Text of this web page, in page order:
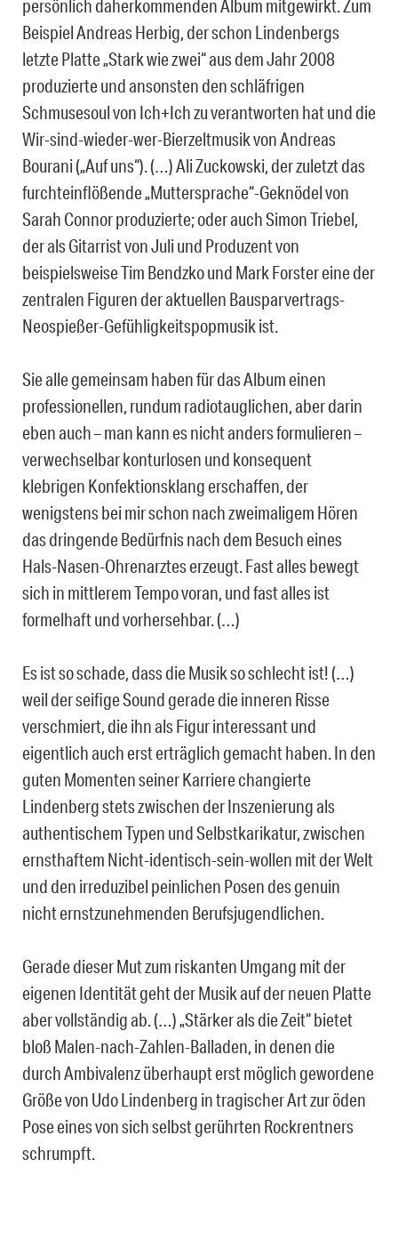
persönlich daherkommenden Album mitgewirkt. Zum
Beispiel Andreas Herbig, der schon Lindenbergs
letzte Platte „Stark wie zwei“ aus dem Jahr 2008
produzierte und ansonsten den schläfrigen
Schmusesoul von Ich+Ich zu verantworten hat und die
Wir-sind-wieder-wer-Bierzeltmusik von Andreas
Bourani („Auf uns“). (…) Ali Zuckowski, der zuletzt das
furchteinflößende „Muttersprache“-Geknödel von
Sarah Connor produzierte; oder auch Simon Triebel,
der als Gitarrist von Juli und Produzent von
beispielsweise Tim Bendzko und Mark Forster eine der
zentralen Figuren der aktuellen Bausparvertrags-
Neospießer-Gefühligkeitspopmusik ist.
Sie alle gemeinsam haben für das Album einen
professionellen, rundum radiotauglichen, aber darin
eben auch – man kann es nicht anders formulieren –
verwechselbar konturlosen und konsequent
klebrigen Konfektionsklang erschaffen, der
wenigstens bei mir schon nach zweimaligem Hören
das dringende Bedürfnis nach dem Besuch eines
Hals-Nasen-Ohrenarztes erzeugt. Fast alles bewegt
sich in mittlerem Tempo voran, und fast alles ist
formelhaft und vorhersehbar. (…)
Es ist so schade, dass die Musik so schlecht ist! (…)
weil der seifige Sound gerade die inneren Risse
verschmiert, die ihn als Figur interessant und
eigentlich auch erst erträglich gemacht haben. In den
guten Momenten seiner Karriere changierte
Lindenberg stets zwischen der Inszenierung als
authentischem Typen und Selbstkarikatur, zwischen
ernsthaftem Nicht-identisch-sein-wollen mit der Welt
und den irreduzibel peinlichen Posen des genuin
nicht ernstzunehmenden Berufsjugendlichen.
Gerade dieser Mut zum riskanten Umgang mit der
eigenen Identität geht der Musik auf der neuen Platte
aber vollständig ab. (…) „Stärker als die Zeit“ bietet
bloß Malen-nach-Zahlen-Balladen, in denen die
durch Ambivalenz überhaupt erst möglich gewordene
Größe von Udo Lindenberg in tragischer Art zur öden
Pose eines von sich selbst gerührten Rockrentners
schrumpft.